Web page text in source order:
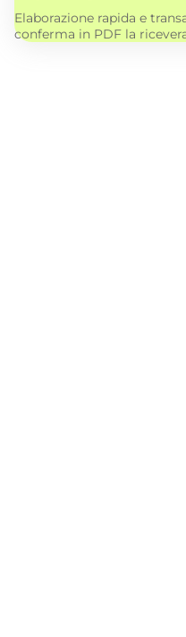
Elaborazione rapida e
conferma in PDF la